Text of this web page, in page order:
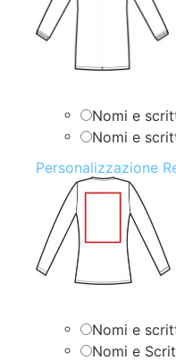
Nomi e
Nomi e
Personalizzazione
Nomi e
Nomi e